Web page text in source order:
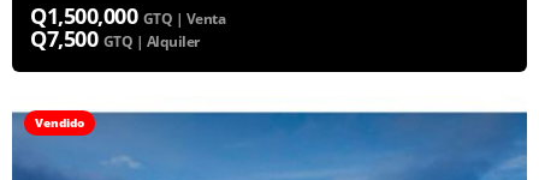
Q1,500,000 GTQ | Venta
Q7,500 GTQ | Alquiler
Vendido